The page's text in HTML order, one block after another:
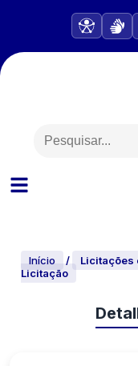
Início / Licitações
Licitação